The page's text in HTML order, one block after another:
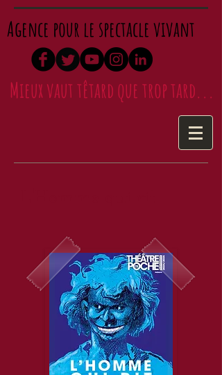
Agence pour le spectacle vivant
Mieux vaut têtard que trop tard...